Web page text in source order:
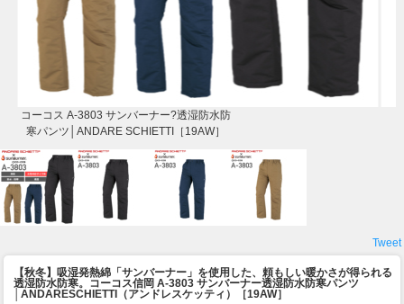
コーコス A-3803 サンバーナー?透湿防水防
寒パンツ│ANDARE SCHIETTI［19AW］
Tweet
【秋冬】吸湿発熱綿「サンバーナー」を使用した、頼もしい暖かさが得られる
透湿防水防寒。 コーコス信岡 A-3803 サンバーナー透湿防水防寒パンツ
│ANDARESCHIETTI（アンドレスケッティ）［19AW］